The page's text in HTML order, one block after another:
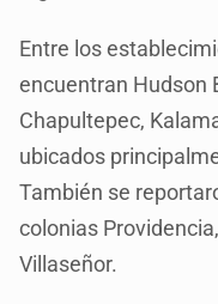
Entre los
encuentran Hudson
Chapultepec,
ubicados
También se
colonias
Villaseñor.